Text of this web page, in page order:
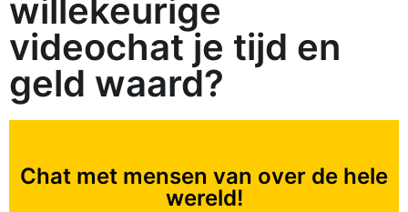
willekeurige
videochat je tijd en
geld waard?
Chat met mensen van over de hele
wereld!